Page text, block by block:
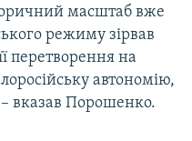
масштаб вже
режиму зірвав
перетворення на
автономію,
вказав Порошенко.